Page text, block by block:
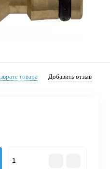
товара Добавить отзыв